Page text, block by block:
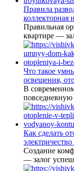
Правила
коллекторная
Правильная
квартире —
Что такое
освещения,
В
повседневную
Как сделать
Создание
— залог